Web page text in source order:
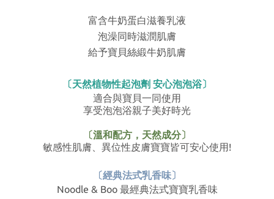
富含牛奶蛋白滋養乳液
泡澡同時滋潤肌膚
給予寶貝絲緞牛奶肌膚
〔天然植物性起泡劑 安心泡泡浴〕
適合與寶貝一同使用
享受泡泡浴親子美好時光
〔溫和配方，天然成分〕
敏感性肌膚、異位性皮膚寶寶皆可安心使用!
〔經典法式乳香味〕
Noodle & Boo 最經典法式寶寶乳香味